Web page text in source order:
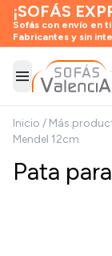
¡SOFÁS
Sofás con envío en
Fabricantes y sin
Abrir menú
Inicio / Más
Mendel 12cm
Pata